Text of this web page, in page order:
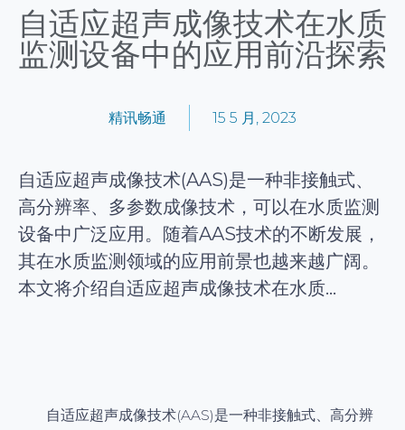
自适应超声成像技术在水质
监测设备中的应用前沿探索
精讯畅通 15 5 月, 2023
自适应超声成像技术(AAS)是一种非接触式、
高分辨率、多参数成像技术，可以在水质监测
设备中广泛应用。随着AAS技术的不断发展，
其在水质监测领域的应用前景也越来越广阔。
本文将介绍自适应超声成像技术在水质...
自适应超声成像技术(AAS)是一种非接触式、高分辨